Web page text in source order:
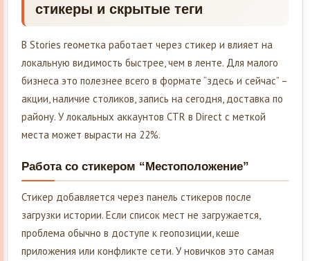
стикеры и скрытые теги
В Stories геометка работает через стикер и влияет на
локальную видимость быстрее, чем в ленте. Для малого
бизнеса это полезнее всего в формате “здесь и сейчас” –
акции, наличие столиков, запись на сегодня, доставка по
району. У локальных аккаунтов CTR в Direct с меткой
места может вырасти на 22%.
Работа со стикером “Местоположение”
Стикер добавляется через панель стикеров после
загрузки истории. Если список мест не загружается,
проблема обычно в доступе к геопозиции, кеше
приложения или конфликте сети. У новичков это самая